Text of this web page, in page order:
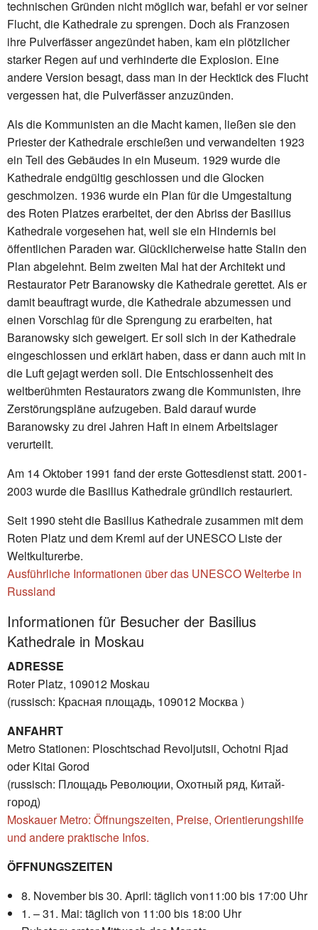
technischen Gründen nicht möglich war, befahl er vor seiner
Flucht, die Kathedrale zu sprengen. Doch als Franzosen
ihre Pulverfässer angezündet haben, kam ein plötzlicher
starker Regen auf und verhinderte die Explosion. Eine
andere Version besagt, dass man in der Hecktick des Flucht
vergessen hat, die Pulverfässer anzuzünden.
Als die Kommunisten an die Macht kamen, ließen sie den
Priester der Kathedrale erschießen und verwandelten 1923
ein Teil des Gebäudes in ein Museum. 1929 wurde die
Kathedrale endgültig geschlossen und die Glocken
geschmolzen. 1936 wurde ein Plan für die Umgestaltung
des Roten Platzes erarbeitet, der den Abriss der Basilius
Kathedrale vorgesehen hat, weil sie ein Hindernis bei
öffentlichen Paraden war. Glücklicherweise hatte Stalin den
Plan abgelehnt. Beim zweiten Mal hat der Architekt und
Restaurator Petr Baranowsky die Kathedrale gerettet. Als er
damit beauftragt wurde, die Kathedrale abzumessen und
einen Vorschlag für die Sprengung zu erarbeiten, hat
Baranowsky sich geweigert. Er soll sich in der Kathedrale
eingeschlossen und erklärt haben, dass er dann auch mit in
die Luft gejagt werden soll. Die Entschlossenheit des
weltberühmten Restaurators zwang die Kommunisten, ihre
Zerstörungspläne aufzugeben. Bald darauf wurde
Baranowsky zu drei Jahren Haft in einem Arbeitslager
verurteilt.
Am 14 Oktober 1991 fand der erste Gottesdienst statt. 2001-
2003 wurde die Basilius Kathedrale gründlich restauriert.
Seit 1990 steht die Basilius Kathedrale zusammen mit dem
Roten Platz und dem Kreml auf der UNESCO Liste der
Weltkulturerbe.
Ausführliche Informationen über das UNESCO Welterbe in
Russland
Informationen für Besucher der Basilius
Kathedrale in Moskau
ADRESSE
Roter Platz, 109012 Moskau
(russisch: Красная площадь, 109012 Москва )
ANFAHRT
Metro Stationen: Ploschtschad Revoljutsii, Ochotni Rjad
oder Kitai Gorod
(russisch: Площадь Революции, Охотный ряд, Китай-
город)
Moskauer Metro: Öffnungszeiten, Preise, Orientierungshilfe
und andere praktische Infos.
ÖFFNUNGSZEITEN
8. November bis 30. April: täglich von11:00 bis 17:00 Uhr
1. – 31. Mai: täglich von 11:00 bis 18:00 Uhr